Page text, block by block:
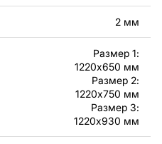
вашей компании или
индивидуальный чертеж
пожалуйста, свяжитесь
или вам нужна помощь,
мы всегда готовы
2 мм
Размер 1:
1220x650 мм
Размер 2:
1220x750 мм
Размер 3:
1220x930 мм